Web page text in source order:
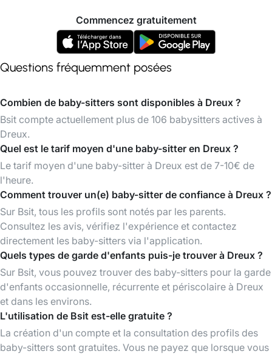
Commencez gratuitement
Questions fréquemment posées
Combien de baby-sitters sont disponibles à Dreux ?
Bsit compte actuellement plus de 106 babysitters actives à
Dreux.
Quel est le tarif moyen d'une baby-sitter en Dreux ?
Le tarif moyen d'une baby-sitter à Dreux est de 7-10€ de
l'heure.
Comment trouver un(e) baby-sitter de confiance à Dreux ?
Sur Bsit, tous les profils sont notés par les parents.
Consultez les avis, vérifiez l'expérience et contactez
directement les baby-sitters via l'application.
Quels types de garde d'enfants puis-je trouver à Dreux ?
Sur Bsit, vous pouvez trouver des baby-sitters pour la garde
d'enfants occasionnelle, récurrente et périscolaire à Dreux
et dans les environs.
L'utilisation de Bsit est-elle gratuite ?
La création d'un compte et la consultation des profils des
baby-sitters sont gratuites. Vous ne payez que lorsque vous